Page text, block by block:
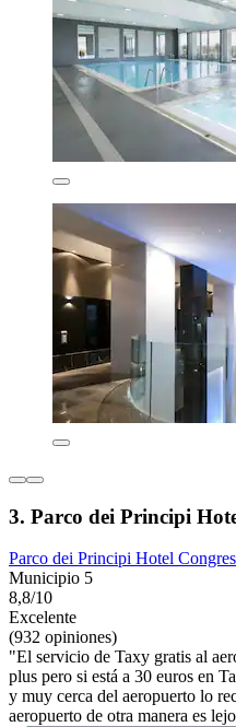
3. Parco dei Principi
Parco dei Principi Hotel
Municipio 5
8,8/10
Excelente
(932 opiniones)
"El servicio de Taxy gratis al
plus pero si está a 30 euros en
y muy cerca del aeropuerto lo
aeropuerto de otra manera es